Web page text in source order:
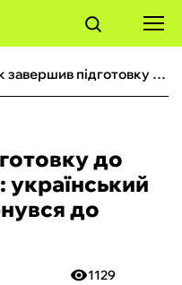
Усик завершив підготовку до бою з Верховеном: український чемпіон світу звернувся до вболівальників
до
до
1129